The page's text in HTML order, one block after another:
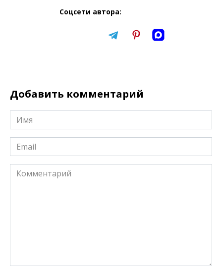
Соцсети автора:
Добавить комментарий
Имя
*
Email
*
Комментарий